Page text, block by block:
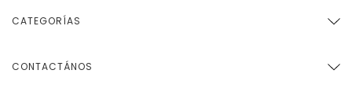
CATEGORÍAS
CONTACTÁNOS